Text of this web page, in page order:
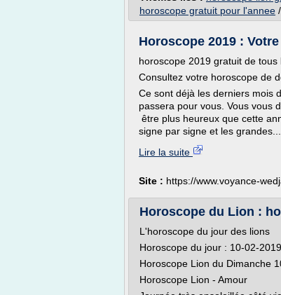
horoscope gratuit pour l'annee /
Horoscope 2019 :
horoscope 2019 gratuit de tous
Consultez votre horoscope de
Ce sont déjà les derniers mois
passera pour vous. Vous vous
être plus heureux que cette
signe par signe et les grandes...
Lire la suite
Site : https://www.voyance-
Horoscope du Lion :
L'horoscope du jour des lions
Horoscope du jour : 10-02-2019
Horoscope Lion du Dimanche
Horoscope Lion - Amour